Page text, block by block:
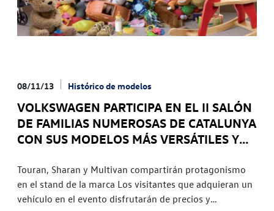
08/11/13 Histórico de modelos
VOLKSWAGEN PARTICIPA EN EL II SALÓN
DE FAMILIAS NUMEROSAS DE CATALUNYA
CON SUS MODELOS MÁS VERSÁTILES Y
Touran, Sharan y Multivan compartirán protagonismo
en el stand de la marca Los visitantes que adquieran un
vehículo en el evento disfrutarán de precios y